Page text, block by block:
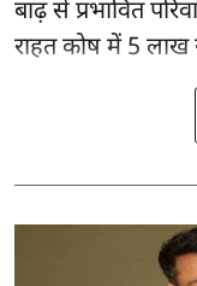
बाढ़ से प्रभावित
राहत कोष में 5 लाख